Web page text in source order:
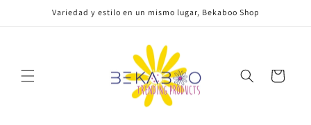
directamenteVariedad y estilo en un mismo lugar, Bekaboo Shop
Carrito